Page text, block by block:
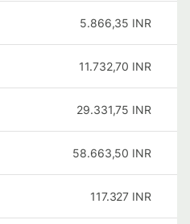
5.866,35 INR
11.732,70 INR
29.331,75 INR
58.663,50 INR
117.327 INR